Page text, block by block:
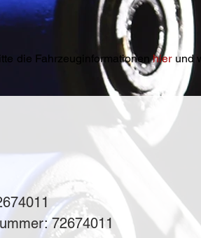
die Fahrzeuginformationenhier und
72674011